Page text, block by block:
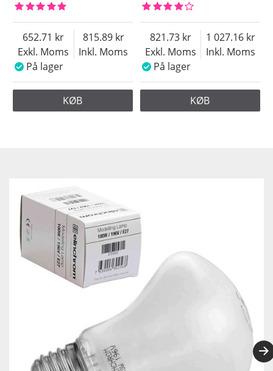
Exkl. Moms
652.71
Inkl. Moms
815.89
På lager
KØB
Exkl. Moms
821.73
Inkl. Moms
1 027.16
På lager
KØB